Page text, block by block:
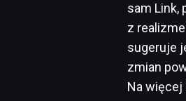
sam Link,
z
sugeruje
zmian
Na